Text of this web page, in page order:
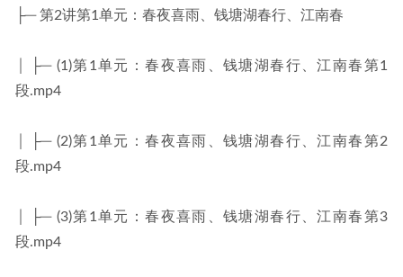
├─ 第2讲第1单元：春夜喜雨、钱塘湖春行、江南春
│ ├─ (1)第1单元：春夜喜雨、钱塘湖春行、江南春第1
段.mp4
│ ├─ (2)第1单元：春夜喜雨、钱塘湖春行、江南春第2
段.mp4
│ ├─ (3)第1单元：春夜喜雨、钱塘湖春行、江南春第3
段.mp4